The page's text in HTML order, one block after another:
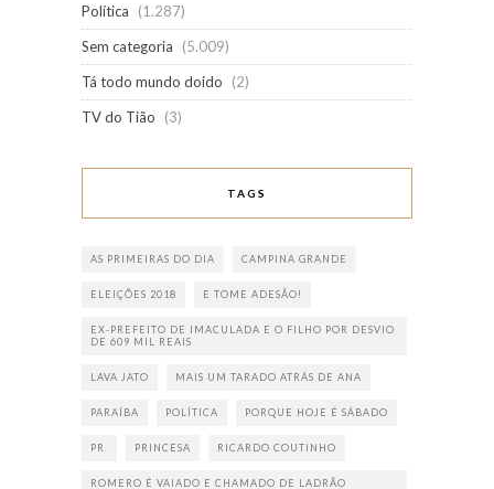
Política
(1.287)
Sem categoria
(5.009)
Tá todo mundo doido
(2)
TV do Tião
(3)
TAGS
AS PRIMEIRAS DO DIA CAMPINA GRANDE
ELEIÇÕES 2018 E TOME ADESÃO!
EX-PREFEITO DE IMACULADA E O FILHO POR DESVIO
DE 609 MIL REAIS
LAVA JATO MAIS UM TARADO ATRÁS DE ANA
PARAÍBA POLÍTICA PORQUE HOJE É SÁBADO
PR. PRINCESA RICARDO COUTINHO
ROMERO É VAIADO E CHAMADO DE LADRÃO